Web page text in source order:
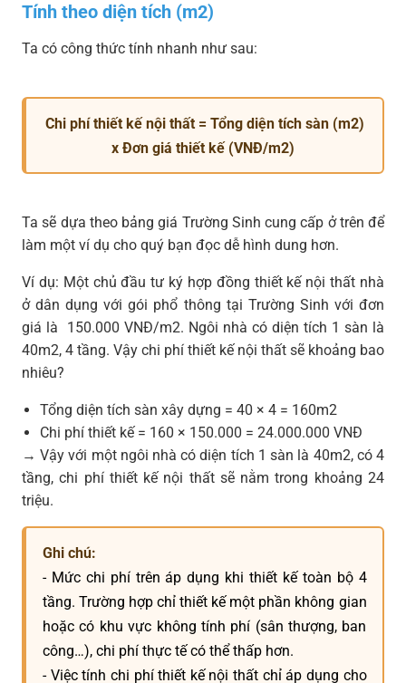
Tính theo diện tích (m2)
Ta có công thức tính nhanh như sau:
Chi phí thiết kế nội thất = Tổng diện tích sàn (m2)
x Đơn giá thiết kế (VNĐ/m2)
Ta sẽ dựa theo bảng giá Trường Sinh cung cấp ở trên để
làm một ví dụ cho quý bạn đọc dễ hình dung hơn.
Ví dụ: Một chủ đầu tư ký hợp đồng thiết kế nội thất nhà
ở dân dụng với gói phổ thông tại Trường Sinh với đơn
giá là 150.000 VNĐ/m2. Ngôi nhà có diện tích 1 sàn là
40m2, 4 tầng. Vậy chi phí thiết kế nội thất sẽ khoảng bao
nhiêu?
Tổng diện tích sàn xây dựng = 40 × 4 = 160m2
Chi phí thiết kế = 160 × 150.000 = 24.000.000 VNĐ
→ Vậy với một ngôi nhà có diện tích 1 sàn là 40m2, có 4
tầng, chi phí thiết kế nội thất sẽ nằm trong khoảng 24
triệu.
Ghi chú:
- Mức chi phí trên áp dụng khi thiết kế toàn bộ 4
tầng. Trường hợp chỉ thiết kế một phần không gian
hoặc có khu vực không tính phí (sân thượng, ban
công…), chi phí thực tế có thể thấp hơn.
- Việc tính chi phí thiết kế nội thất chỉ áp dụng cho